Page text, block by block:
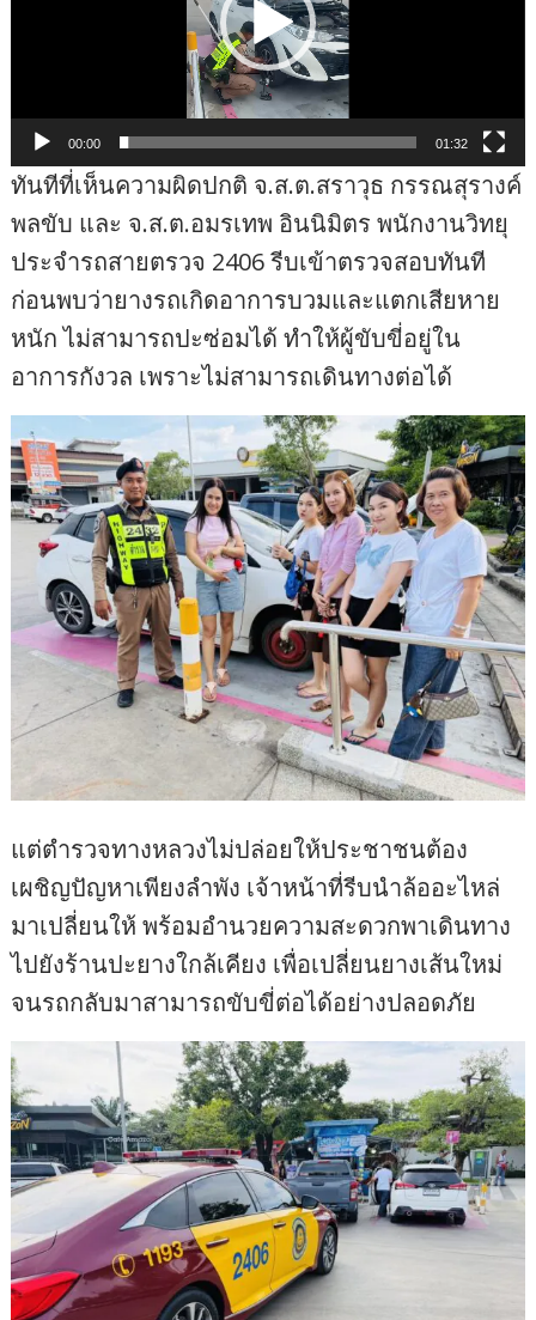
00:00 01:32
ทันทีที่เห็นความผิดปกติ จ.ส.ต.สราวุธ กรรณสุรางค์
พลขับ และ จ.ส.ต.อมรเทพ อินนิมิตร พนักงานวิทยุ
ประจำรถสายตรวจ 2406 รีบเข้าตรวจสอบทันที
ก่อนพบว่ายางรถเกิดอาการบวมและแตกเสียหาย
หนัก ไม่สามารถปะซ่อมได้ ทำให้ผู้ขับขี่อยู่ใน
อาการกังวล เพราะไม่สามารถเดินทางต่อได้
แต่ตำรวจทางหลวงไม่ปล่อยให้ประชาชนต้อง
เผชิญปัญหาเพียงลำพัง เจ้าหน้าที่รีบนำล้ออะไหล่
มาเปลี่ยนให้ พร้อมอำนวยความสะดวกพาเดินทาง
ไปยังร้านปะยางใกล้เคียง เพื่อเปลี่ยนยางเส้นใหม่
จนรถกลับมาสามารถขับขี่ต่อได้อย่างปลอดภัย